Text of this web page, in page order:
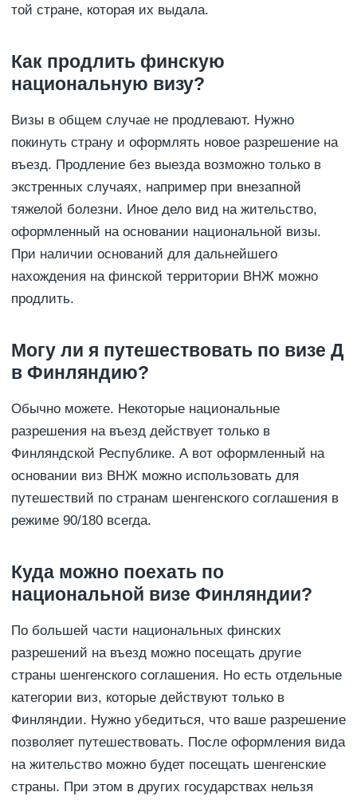
той стране, которая их выдала.
Как продлить финскую
национальную визу?
Визы в общем случае не продлевают. Нужно
покинуть страну и оформлять новое разрешение на
въезд. Продление без выезда возможно только в
экстренных случаях, например при внезапной
тяжелой болезни. Иное дело вид на жительство,
оформленный на основании национальной визы.
При наличии оснований для дальнейшего
нахождения на финской территории ВНЖ можно
продлить.
Могу ли я путешествовать по визе Д
в Финляндию?
Обычно можете. Некоторые национальные
разрешения на въезд действует только в
Финляндской Республике. А вот оформленный на
основании виз ВНЖ можно использовать для
путешествий по странам шенгенского соглашения в
режиме 90/180 всегда.
Куда можно поехать по
национальной визе Финляндии?
По большей части национальных финских
разрешений на въезд можно посещать другие
страны шенгенского соглашения. Но есть отдельные
категории виз, которые действуют только в
Финляндии. Нужно убедиться, что ваше разрешение
позволяет путешествовать. После оформления вида
на жительство можно будет посещать шенгенские
страны. При этом в других государствах нельзя